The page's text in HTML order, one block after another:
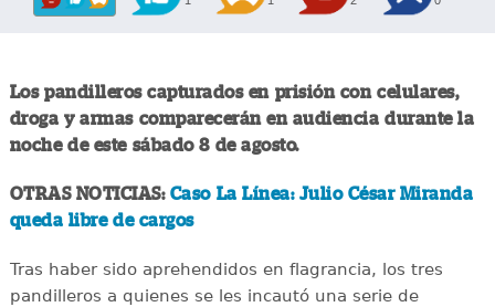
Los pandilleros capturados en prisión con celulares,
droga y armas comparecerán en audiencia durante la
noche de este sábado 8 de agosto.
OTRAS NOTICIAS: Caso La Línea: Julio César Miranda
queda libre de cargos
Tras haber sido aprehendidos en flagrancia, los tres
pandilleros a quienes se les incautó una serie de